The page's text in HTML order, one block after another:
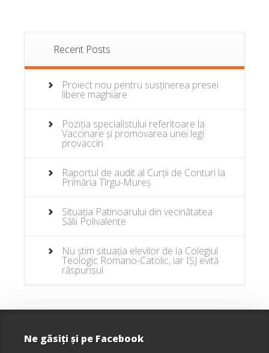
Recent Posts
Proiect nou pentru susținerea presei
libere maghiare
Poziția specialistului referitoare la
Vaccinare și promovarea unei legi
provaccin
Raportul de audit al Curții de Conturi la
Primăria Tîrgu-Mureș
Situația Patinoarului din vecinătatea
Sălii Polivalente
Nu știm situația elevilor de la Colegiul
Teologic Romano-Catolic, iar IȘJ evită
răspunsul
Ne găsiţi şi pe Facebook